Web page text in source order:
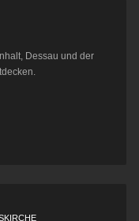
Dessau und der